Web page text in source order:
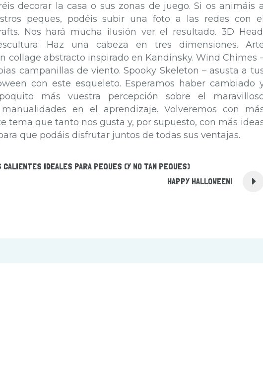
decorar la casa o sus zonas de juego. Si os animáis a
peques, podéis subir una foto a las redes con el
Nos hará mucha ilusión ver el resultado. 3D
Haz una cabeza en tres dimensiones.
collage abstracto inspirado en Kandinsky. Wind Chimes
campanillas de viento. Spooky Skeleton – asusta a
con este esqueleto. Esperamos haber cambiado
más vuestra percepción sobre el
en el aprendizaje. Volveremos con
tema que tanto nos gusta y, por supuesto, con más
que podáis disfrutar juntos de todas sus ventajas.
IDEALES PARA PEQUES (Y NO TAN PEQUES)
HAPPY HALLOWEEN!